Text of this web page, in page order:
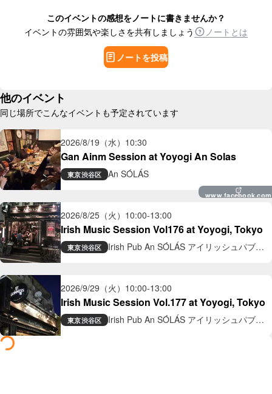
このイベントの感想をノートに書きませんか？
イベントの雰囲気や楽しさを共有しましょう
ノートとは
ノートを投稿
他のイベント
同じ場所でこんなイベントも予定されています
2026/8/19（水） 10:30
Gan Ainm Session at Yoyogi An Solas
東京渋谷区 An SÓLÁS
www.facebook.com
2026/8/25（火） 10:00-13:00
Irish Music Session Vol176 at Yoyogi, Tokyo
東京渋谷区
Irish Pub An SÓLÁS アイリッシュパブ
2026/9/29（火） 10:00-13:00
Irish Music Session Vol.177 at Yoyogi, Tokyo
東京渋谷区
Irish Pub An SÓLÁS アイリッシュパブ